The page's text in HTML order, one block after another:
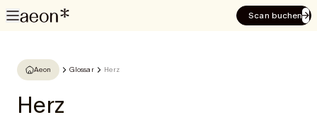
Scan buchen
Aeon Glossar Herz
Herz